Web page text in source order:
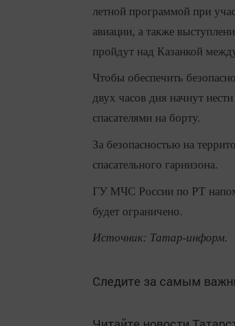
летной программой при
авиации, а также
пройдут над Казанкой
Чтобы обеспечить
двух часов дня начнут
спасателями на борту.
За безопасностью на
спасательного гарнизона.
ГУ МЧС России по РТ
будет ограничено.
Источник: Татар-информ.
Следите за самым